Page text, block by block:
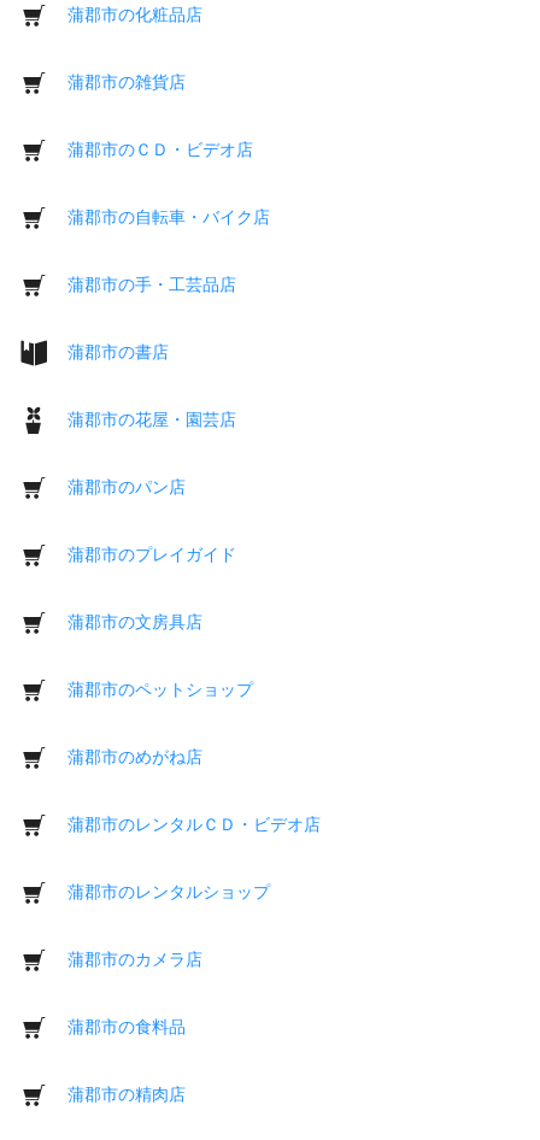
蒲郡市の化粧品店
蒲郡市の雑貨店
蒲郡市のＣＤ・ビデオ店
蒲郡市の自転車・バイク店
蒲郡市の手・工芸品店
蒲郡市の書店
蒲郡市の花屋・園芸店
蒲郡市のパン店
蒲郡市のプレイガイド
蒲郡市の文房具店
蒲郡市のペットショップ
蒲郡市のめがね店
蒲郡市のレンタルＣＤ・ビデオ店
蒲郡市のレンタルショップ
蒲郡市のカメラ店
蒲郡市の食料品
蒲郡市の精肉店